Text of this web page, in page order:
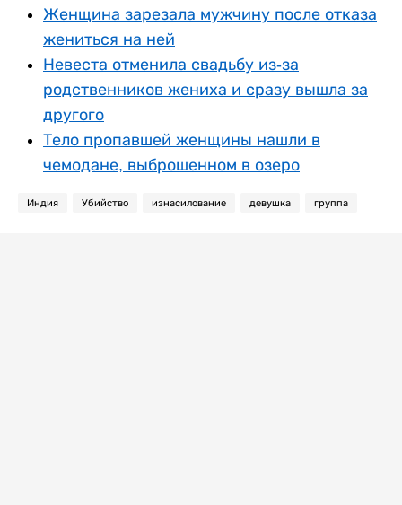
Женщина зарезала мужчину после отказа
жениться на ней
Невеста отменила свадьбу из-за
родственников жениха и сразу вышла за
другого
Тело пропавшей женщины нашли в
чемодане, выброшенном в озеро
Индия Убийство изнасилование девушка группа